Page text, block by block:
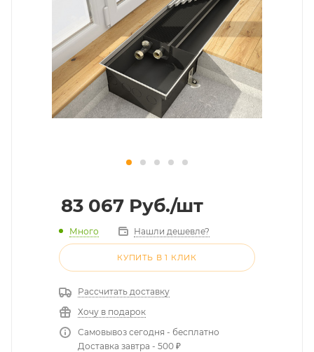
83 067 Руб./шт
Много Нашли дешевле?
КУПИТЬ В 1 КЛИК
Рассчитать доставку
Хочу в подарок
Самовывоз сегодня - бесплатно
Доставка завтра - 500 ₽